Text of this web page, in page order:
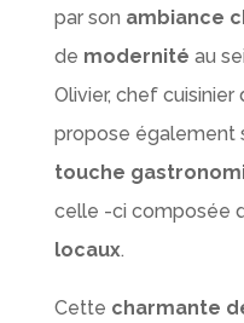
par son ambiance
de modernité au
Olivier, chef cuisinier
propose également
touche
celle -ci composée
locaux.
Cette charmante